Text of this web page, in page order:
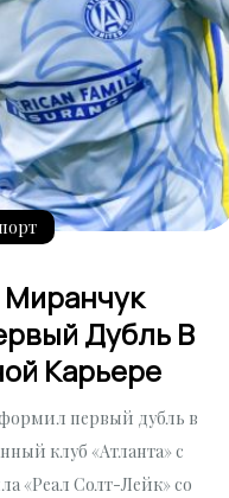
Дубль В
Карьере
первый дубль в
клуб «Атланта» с
«Реал Солт-Лейк» со